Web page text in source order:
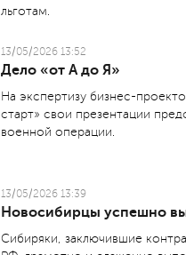
льготам.
13/05/2026 13:52
Дело «от А до Я»
На экспертизу бизнес-
старт» свои презентации
военной операции.
13/05/2026 13:39
Новосибирцы успешно
Сибиряки, заключившие